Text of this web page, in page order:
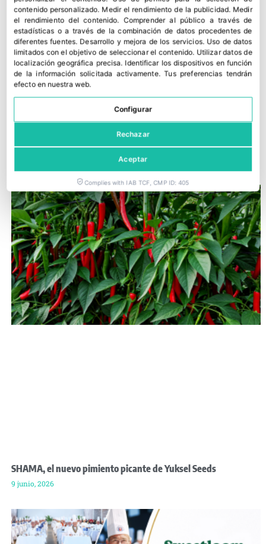
Irritec Iberia presenta soluciones de uniformidad y menor
desperdicio en el riego del tomate
SHAMA, el nuevo pimiento picante de Yuksel Seeds
9 junio, 2026
contenido personalizado. Medir el rendimiento de la publicidad. Medir
el rendimiento del contenido.Comprender al público a través de
estadísticas o a través de la combinación de datos procedentes de
diferentes fuentes. Desarrollo y mejora de los servicios. Uso de datos
limitados con el objetivo de seleccionar el contenido. Utilizar datos de
localización geográfica precisa. Identificar los dispositivos en función
de la información solicitada activamente.Tus preferencias tendrán
efecto en nuestra web.
Configurar
Rechazar
Aceptar
Complies with IAB TCF, CMP ID: 405